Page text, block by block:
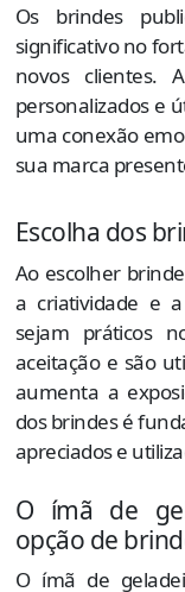
Os brindes
significativo no
novos clientes.
personalizados e
uma conexão
sua marca
Escolha dos
Ao escolher
a criatividade e
sejam práticos
aceitação e são
aumenta a
dos brindes é
apreciados e
O ímã de
opção de
O ímã de